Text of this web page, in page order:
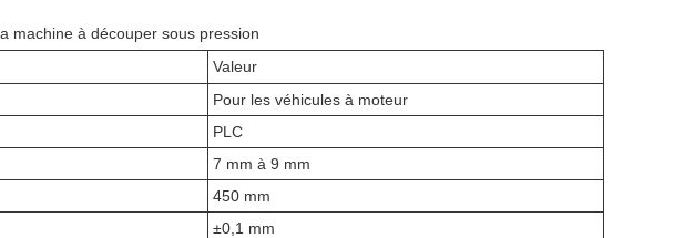
machine à découper sous pression
Valeur
Pour les véhicules à moteur
PLC
7 mm à 9 mm
450 mm
±0,1 mm